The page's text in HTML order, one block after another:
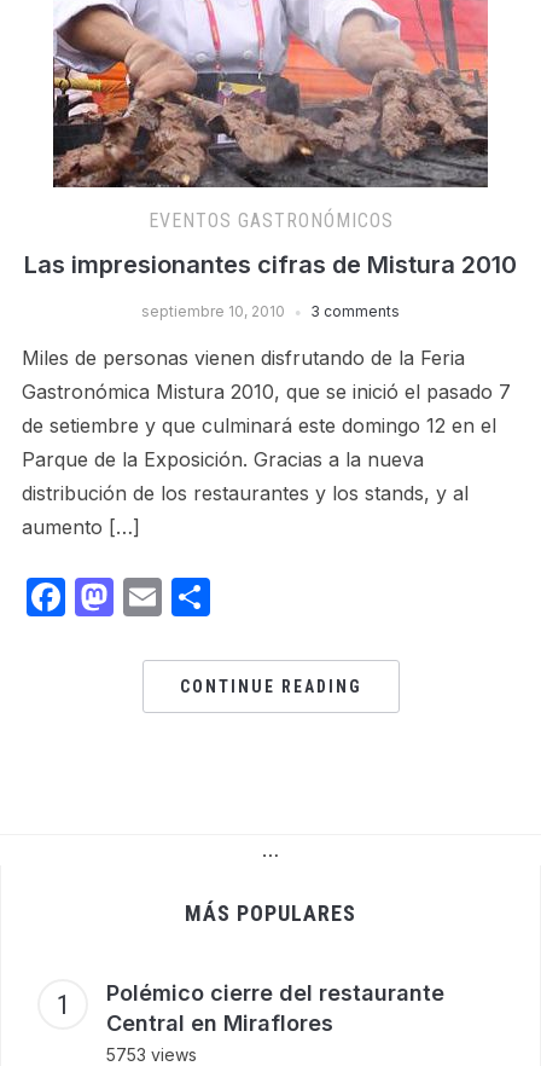
EVENTOS GASTRONÓMICOS
Las impresionantes cifras de Mistura 2010
septiembre 10, 2010 3 comments
Miles de personas vienen disfrutando de la Feria
Gastronómica Mistura 2010, que se inició el pasado 7
de setiembre y que culminará este domingo 12 en el
Parque de la Exposición. Gracias a la nueva
distribución de los restaurantes y los stands, y al
aumento […]
Facebook
Mastodon
EmailShare
CONTINUE READING
…
MÁS POPULARES
Polémico cierre del restaurante
Central en Miraflores
5753 views